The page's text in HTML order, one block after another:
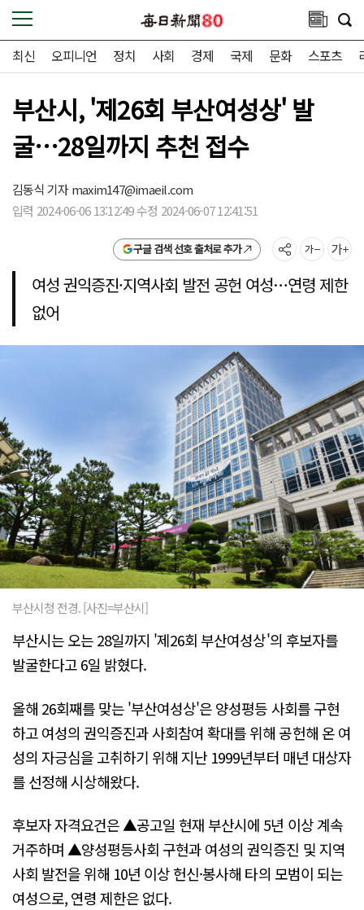
최신 오피니언 정치 사회 경제 국제 문화 스포츠
부산시, '제26회 부산여성상' 발
굴…28일까지 추천 접수
김동식 기자maxim147@imaeil.com
입력 2024-06-06 13:12:49 수정 2024-06-07 12:41:51
구글 검색 선호 출처로 추가
여성 권익증진·지역사회 발전 공헌 여성…연령 제한
없어
부산시청 전경. [사진=부산시]
부산시는 오는 28일까지 '제26회 부산여성상'의 후보자를
발굴한다고 6일 밝혔다.
올해 26회째를 맞는 '부산여성상'은 양성평등 사회를 구현
하고 여성의 권익증진과 사회참여 확대를 위해 공헌해 온 여
성의 자긍심을 고취하기 위해 지난 1999년부터 매년 대상자
를 선정해 시상해왔다.
후보자 자격요건은 ▲공고일 현재 부산시에 5년 이상 계속
거주하며 ▲양성평등사회 구현과 여성의 권익증진 및 지역
사회 발전을 위해 10년 이상 헌신·봉사해 타의 모범이 되는
여성으로, 연령 제한은 없다.